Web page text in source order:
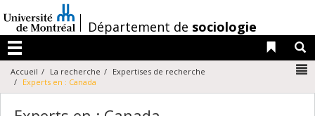
au
contenu
/Département de sociologie
Menu
Liens
Accueil La recherche
Expertises de recherche
Experts en : Canada